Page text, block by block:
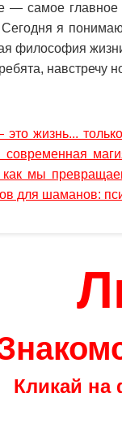
— самое
я
философия
это жизнь...
современная
мы
для шаманов:
Кликай на